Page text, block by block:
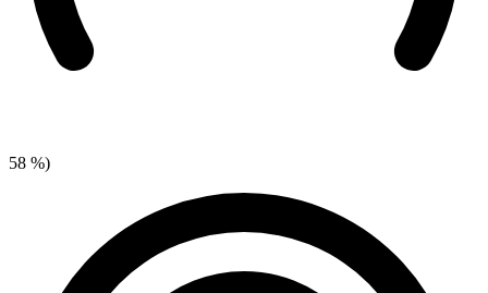
58 %)